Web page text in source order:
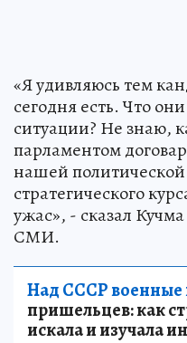
«Я удивляюсь тем
сегодня есть. Что
ситуации? Не знаю,
парламентом
нашей
стратегического
ужас», - сказал
СМИ.
Над СССР военные
пришельцев: как
искала и изучала